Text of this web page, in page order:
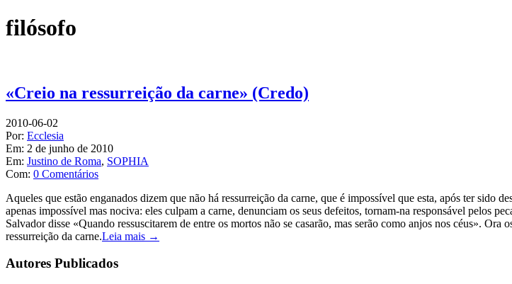
filósofo
«Creio na ressurreição da carne» (Credo)
2010-06-02
Por: Ecclesia
Em: 2 de junho de 2010
Em: Justino de Roma, SOPHIA
Com: 0 Comentários
Aqueles que estão enganados dizem que não há ressurreição da carne, que é impossível que esta, após ter sido
apenas impossível mas nociva: eles culpam a carne, denunciam os seus defeitos, tornam-na responsável pelos
Salvador disse «Quando ressuscitarem de entre os mortos não se casarão, mas serão como anjos nos céus».
ressurreição da carne.Leia mais →
Autores Publicados